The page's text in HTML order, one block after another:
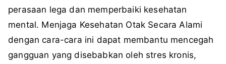
perasaan lega dan memperbaiki kesehatan
mental. Menjaga Kesehatan Otak Secara Alami
dengan cara-cara ini dapat membantu mencegah
gangguan yang disebabkan oleh stres kronis,